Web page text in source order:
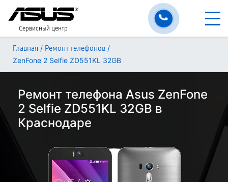
Сервисный центр
Главная / Ремонт телефонов /
ZenFone 2 Selfie ZD551KL 32GB
Ремонт телефона Asus ZenFone
2 Selfie ZD551KL 32GB в
Краснодаре